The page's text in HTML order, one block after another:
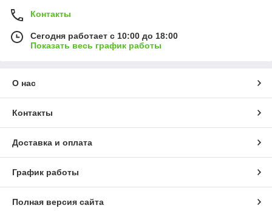
Контакты
Сегодня работает с 10:00 до 18:00
Показать весь график работы
О нас
Контакты
Доставка и оплата
График работы
Полная версия сайта